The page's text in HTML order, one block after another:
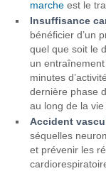
marche est le
Insuffisance
bénéficier d’un
quel que soit le
un
minutes
dernière phase
au long de la vie
Accident
séquelles
et prévenir les